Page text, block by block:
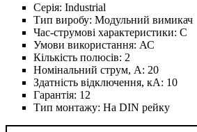
Серія: Industrial
Тип виробу: Модульний вимикач
Час-струмові характеристики: C
Умови використання: АС
Кількість полюсів: 2
Номінальний струм, А: 20
Здатність відключення, кА: 10
Гарантія: 12
Тип монтажу: На DIN рейку